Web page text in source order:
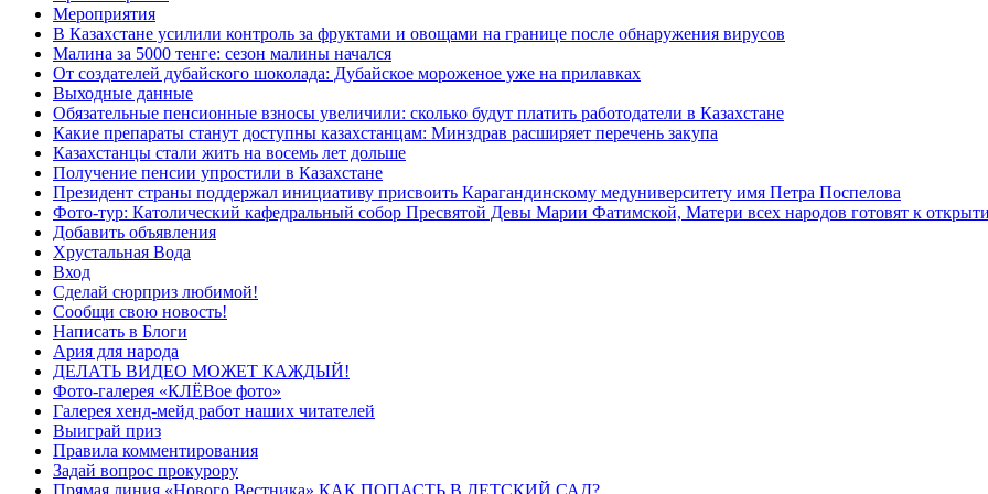
Мероприятия
В Казахстане усилили контроль за фруктами и овощами на границе после обнаружения вирусов
Малина за 5000 тенге: сезон малины начался
От создателей дубайского шоколада: Дубайское мороженое уже на прилавках
Выходные данные
Обязательные пенсионные взносы увеличили: сколько будут платить работодатели в Казахстане
Какие препараты станут доступны казахстанцам: Минздрав расширяет перечень закупа
Казахстанцы стали жить на восемь лет дольше
Получение пенсии упростили в Казахстане
Президент страны поддержал инициативу присвоить Карагандинскому медуниверситету имя Петра Поспелова
Фото-тур: Католический кафедральный собор Пресвятой Девы Марии Фатимской, Матери всех народов готовят к
Добавить объявления
Хрустальная Вода
Вход
Сделай сюрприз любимой!
Сообщи свою новость!
Написать в Блоги
Ария для народа
ДЕЛАТЬ ВИДЕО МОЖЕТ КАЖДЫЙ!
Фото-галерея «КЛЁВое фото»
Галерея хенд-мейд работ наших читателей
Выиграй приз
Правила комментирования
Задай вопрос прокурору